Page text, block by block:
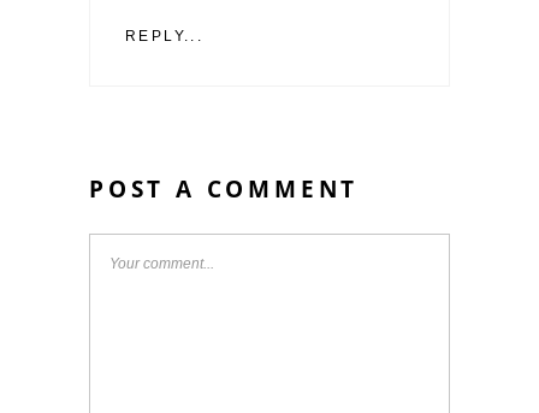
REPLY...
POST A COMMENT